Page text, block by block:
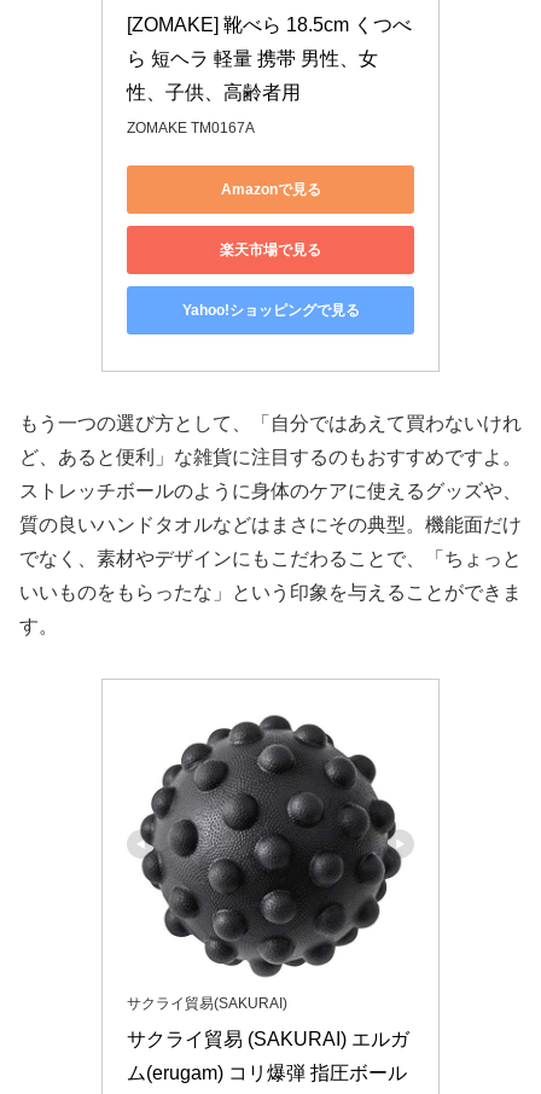
[ZOMAKE] 靴べら 18.5cm くつべ
ら 短ヘラ 軽量 携帯 男性、女
性、子供、高齢者用
ZOMAKE TM0167A
Amazonで見る
楽天市場で見る
Yahoo!ショッピングで見る
もう一つの選び方として、「自分ではあえて買わないけれ
ど、あると便利」な雑貨に注目するのもおすすめですよ。
ストレッチボールのように身体のケアに使えるグッズや、
質の良いハンドタオルなどはまさにその典型。機能面だけ
でなく、素材やデザインにもこだわることで、「ちょっと
いいものをもらったな」という印象を与えることができま
す。
サクライ貿易(SAKURAI)
サクライ貿易 (SAKURAI) エルガ
ム(erugam) コリ爆弾 指圧ボール